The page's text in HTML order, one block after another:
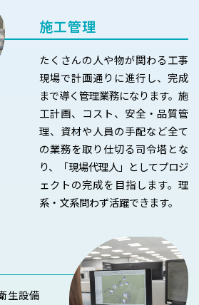
施工管理
たくさんの人や物が関わる工事
現場で計画通りに進行し、完成
まで導く管理業務になります。施
工計画、コスト、安全・品質管
理、資材や人員の手配など全て
の業務を取り仕切る司令塔とな
り、「現場代理人」としてプロジ
ェクトの完成を目指します。理
系・文系問わず活躍できます。
生設備